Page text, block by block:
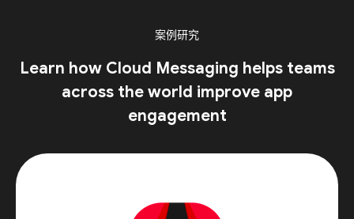
案例研究
Learn how Cloud Messaging helps teams
across the world improve app
engagement